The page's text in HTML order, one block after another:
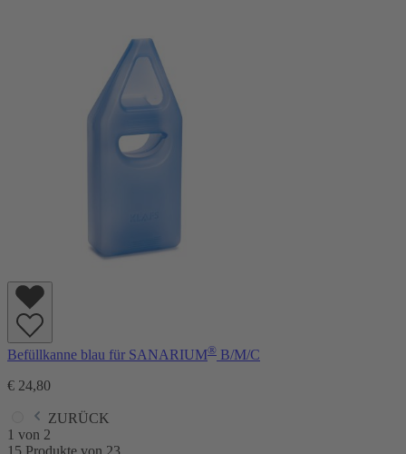
Befüllkanne blau für SANARIUM® B/M/C
€ 24,80
ZURÜCK
1 von 2